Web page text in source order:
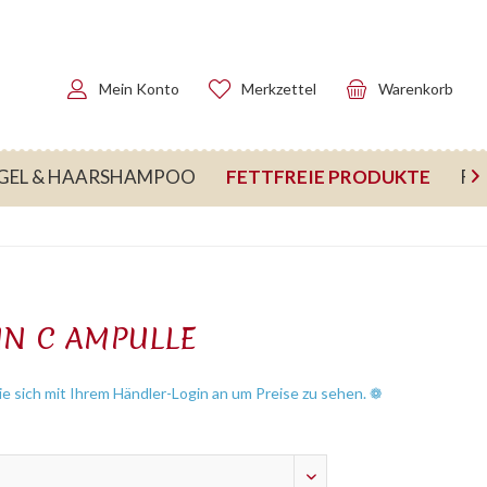
Warenkorb
Merkzettel
Mein Konto
& HAARSHAMPOO FETTFREIE PRODUKTE 
C AMPULLE
sich mit Ihrem Händler-Login an um Preise zu sehen. ❁